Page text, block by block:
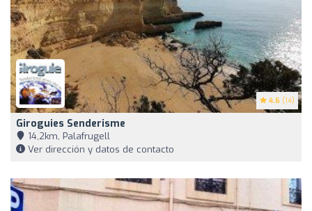
4.6 (14)
Giroguies Senderisme
14,2km, Palafrugell
Ver dirección y datos de contacto